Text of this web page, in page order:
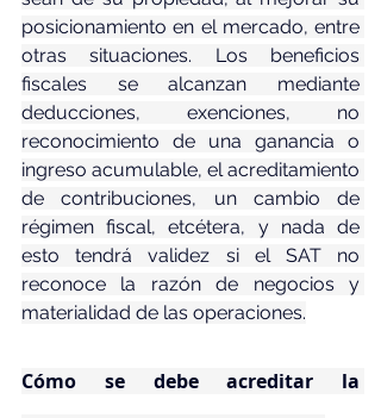
posicionamiento en el mercado, entre
otras situaciones. Los beneficios
fiscales se alcanzan mediante
deducciones, exenciones, no
reconocimiento de una ganancia o
ingreso acumulable, el acreditamiento
de contribuciones, un cambio de
régimen fiscal, etcétera, y nada de
esto tendrá validez si el SAT no
reconoce la razón de negocios y
materialidad de las operaciones.
Cómo se debe acreditar la